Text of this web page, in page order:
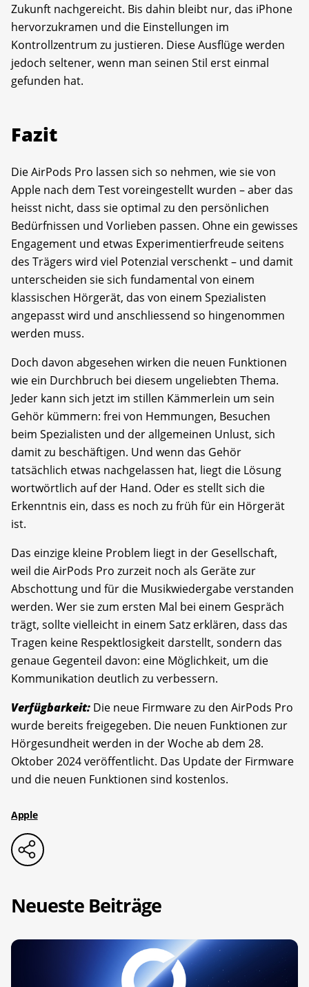
Zukunft nachgereicht. Bis dahin bleibt nur, das iPhone
hervorzukramen und die Einstellungen im
Kontrollzentrum zu justieren. Diese Ausflüge werden
jedoch seltener, wenn man seinen Stil erst einmal
gefunden hat.
Fazit
Die AirPods Pro lassen sich so nehmen, wie sie von
Apple nach dem Test voreingestellt wurden – aber das
heisst nicht, dass sie optimal zu den persönlichen
Bedürfnissen und Vorlieben passen. Ohne ein gewisses
Engagement und etwas Experimentierfreude seitens
des Trägers wird viel Potenzial verschenkt – und damit
unterscheiden sie sich fundamental von einem
klassischen Hörgerät, das von einem Spezialisten
angepasst wird und anschliessend so hingenommen
werden muss.
Doch davon abgesehen wirken die neuen Funktionen
wie ein Durchbruch bei diesem ungeliebten Thema.
Jeder kann sich jetzt im stillen Kämmerlein um sein
Gehör kümmern: frei von Hemmungen, Besuchen
beim Spezialisten und der allgemeinen Unlust, sich
damit zu beschäftigen. Und wenn das Gehör
tatsächlich etwas nachgelassen hat, liegt die Lösung
wortwörtlich auf der Hand. Oder es stellt sich die
Erkenntnis ein, dass es noch zu früh für ein Hörgerät
ist.
Das einzige kleine Problem liegt in der Gesellschaft,
weil die AirPods Pro zurzeit noch als Geräte zur
Abschottung und für die Musikwiedergabe verstanden
werden. Wer sie zum ersten Mal bei einem Gespräch
trägt, sollte vielleicht in einem Satz erklären, dass das
Tragen keine Respektlosigkeit darstellt, sondern das
genaue Gegenteil davon: eine Möglichkeit, um die
Kommunikation deutlich zu verbessern.
Verfügbarkeit: Die neue Firmware zu den AirPods Pro
wurde bereits freigegeben. Die neuen Funktionen zur
Hörgesundheit werden in der Woche ab dem 28.
Oktober 2024 veröffentlicht. Das Update der Firmware
und die neuen Funktionen sind kostenlos.
Apple
Neueste Beiträge